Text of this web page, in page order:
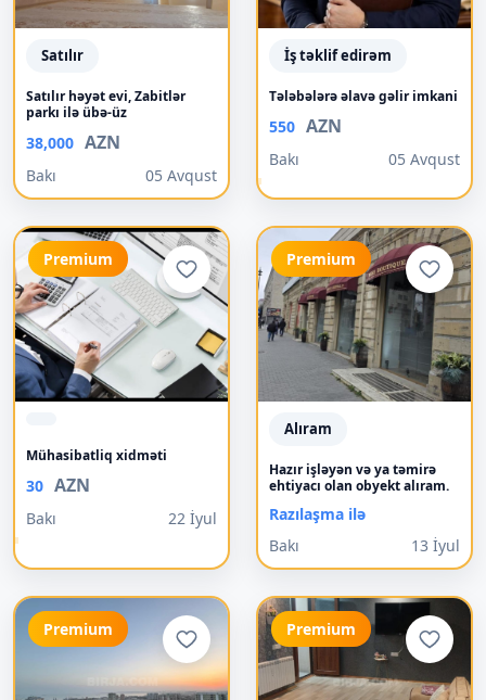
Satılır
Satılır həyət evi, Zabitlər
parkı ilə übə-üz
38,000 AZN
Bakı 05 Avqust
İş təklif edirəm
Tələbələrə əlavə gəlir imkani
550 AZN
Bakı 05 Avqust
Premium
Mühasibatliq xidməti
30 AZN
Bakı 22 İyul
Premium
Alıram
Hazır işləyən və ya təmirə
ehtiyacı olan obyekt alıram.
Razılaşma ilə
Bakı
13 İyul
Premium Premium